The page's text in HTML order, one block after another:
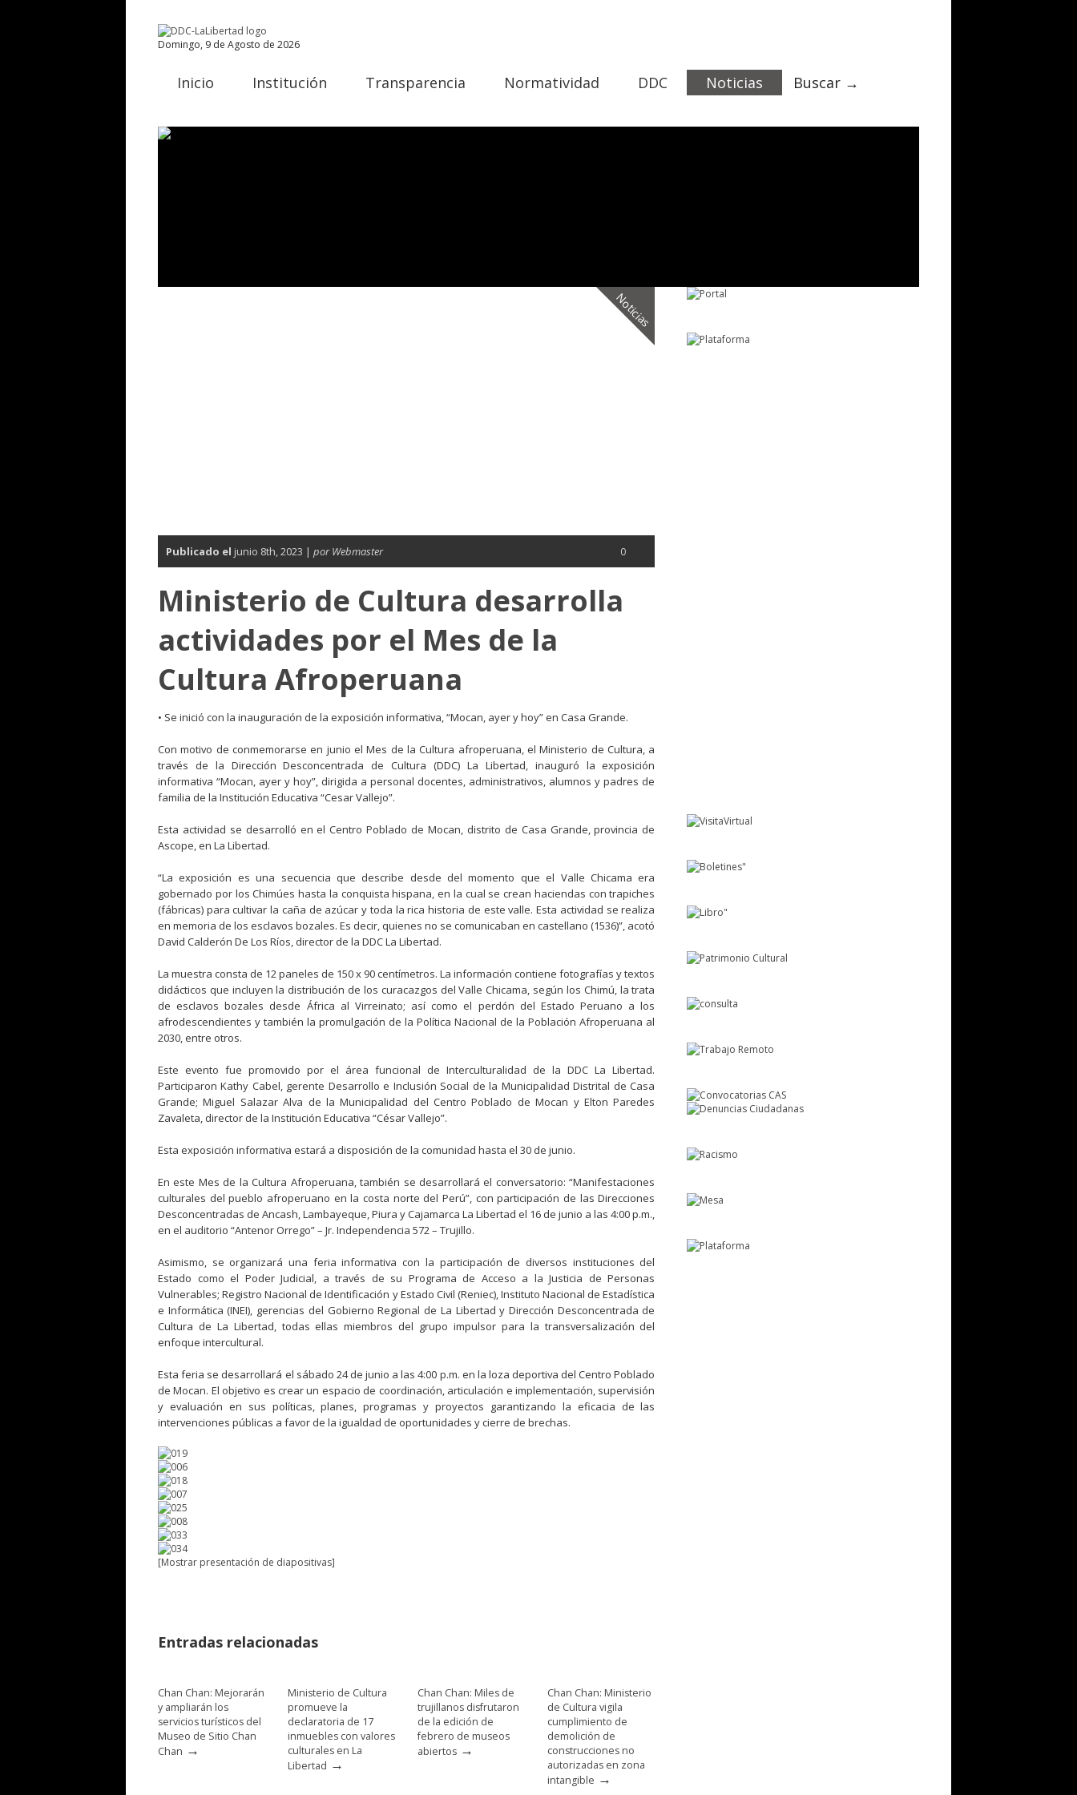
Domingo, 9 de Agosto de 2026
Inicio Institución Transparencia Normatividad DDC Noticias Buscar →
Noticias
Publicado el junio 8th, 2023 | por Webmaster 0
Ministerio de Cultura desarrolla
actividades por el Mes de la
Cultura Afroperuana
• Se inició con la inauguración de la exposición informativa, “Mocan, ayer y hoy” en Casa Grande.
Con motivo de conmemorarse en junio el Mes de la Cultura afroperuana, el Ministerio de Cultura, a
través de la Dirección Desconcentrada de Cultura (DDC) La Libertad, inauguró la exposición
informativa “Mocan, ayer y hoy”, dirigida a personal docentes, administrativos, alumnos y padres de
familia de la Institución Educativa “Cesar Vallejo”.
Esta actividad se desarrolló en el Centro Poblado de Mocan, distrito de Casa Grande, provincia de
Ascope, en La Libertad.
“La exposición es una secuencia que describe desde del momento que el Valle Chicama era
gobernado por los Chimúes hasta la conquista hispana, en la cual se crean haciendas con trapiches
(fábricas) para cultivar la caña de azúcar y toda la rica historia de este valle. Esta actividad se realiza
en memoria de los esclavos bozales. Es decir, quienes no se comunicaban en castellano (1536)”, acotó
David Calderón De Los Ríos, director de la DDC La Libertad.
La muestra consta de 12 paneles de 150 x 90 centímetros. La información contiene fotografías y textos
didácticos que incluyen la distribución de los curacazgos del Valle Chicama, según los Chimú, la trata
de esclavos bozales desde África al Virreinato; así como el perdón del Estado Peruano a los
afrodescendientes y también la promulgación de la Política Nacional de la Población Afroperuana al
2030, entre otros.
Este evento fue promovido por el área funcional de Interculturalidad de la DDC La Libertad.
Participaron Kathy Cabel, gerente Desarrollo e Inclusión Social de la Municipalidad Distrital de Casa
Grande; Miguel Salazar Alva de la Municipalidad del Centro Poblado de Mocan y Elton Paredes
Zavaleta, director de la Institución Educativa “César Vallejo”.
Esta exposición informativa estará a disposición de la comunidad hasta el 30 de junio.
En este Mes de la Cultura Afroperuana, también se desarrollará el conversatorio: “Manifestaciones
culturales del pueblo afroperuano en la costa norte del Perú”, con participación de las Direcciones
Desconcentradas de Ancash, Lambayeque, Piura y Cajamarca La Libertad el 16 de junio a las 4:00 p.m.,
en el auditorio “Antenor Orrego” – Jr. Independencia 572 – Trujillo.
Asimismo, se organizará una feria informativa con la participación de diversos instituciones del
Estado como el Poder Judicial, a través de su Programa de Acceso a la Justicia de Personas
Vulnerables; Registro Nacional de Identificación y Estado Civil (Reniec), Instituto Nacional de Estadística
e Informática (INEI), gerencias del Gobierno Regional de La Libertad y Dirección Desconcentrada de
Cultura de La Libertad, todas ellas miembros del grupo impulsor para la transversalización del
enfoque intercultural.
Esta feria se desarrollará el sábado 24 de junio a las 4:00 p.m. en la loza deportiva del Centro Poblado
de Mocan. El objetivo es crear un espacio de coordinación, articulación e implementación, supervisión
y evaluación en sus políticas, planes, programas y proyectos garantizando la eficacia de las
intervenciones públicas a favor de la igualdad de oportunidades y cierre de brechas.
[Mostrar presentación de diapositivas]
Entradas relacionadas
Chan Chan: Mejorarán
y ampliarán los
servicios turísticos del
Museo de Sitio Chan
Chan →
Ministerio de Cultura
promueve la
declaratoria de 17
inmuebles con valores
culturales en La
Libertad →
Chan Chan: Miles de
trujillanos disfrutaron
de la edición de
febrero de museos
abiertos →
Chan Chan: Ministerio
de Cultura vigila
cumplimiento de
demolición de
construcciones no
autorizadas en zona
intangible →